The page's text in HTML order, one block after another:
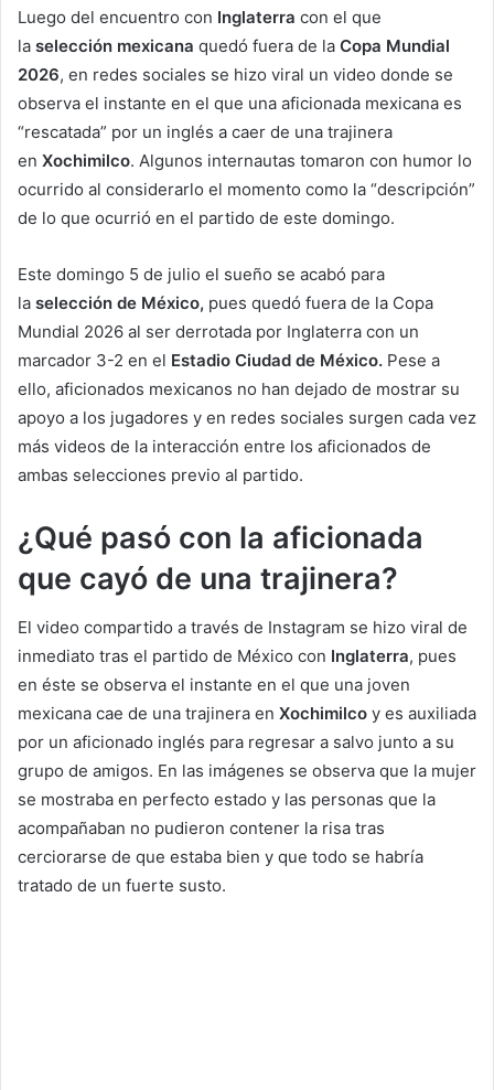
Luego del encuentro con Inglaterra con el que
la selección mexicana quedó fuera de la Copa Mundial
2026, en redes sociales se hizo viral un video donde se
observa el instante en el que una aficionada mexicana es
“rescatada” por un inglés a caer de una trajinera
en Xochimilco. Algunos internautas tomaron con humor lo
ocurrido al considerarlo el momento como la “descripción”
de lo que ocurrió en el partido de este domingo.
Este domingo 5 de julio el sueño se acabó para
la selección de México, pues quedó fuera de la Copa
Mundial 2026 al ser derrotada por Inglaterra con un
marcador 3-2 en el Estadio Ciudad de México. Pese a
ello, aficionados mexicanos no han dejado de mostrar su
apoyo a los jugadores y en redes sociales surgen cada vez
más videos de la interacción entre los aficionados de
ambas selecciones previo al partido.
¿Qué pasó con la aficionada
que cayó de una trajinera?
El video compartido a través de Instagram se hizo viral de
inmediato tras el partido de México con Inglaterra, pues
en éste se observa el instante en el que una joven
mexicana cae de una trajinera en Xochimilco y es auxiliada
por un aficionado inglés para regresar a salvo junto a su
grupo de amigos. En las imágenes se observa que la mujer
se mostraba en perfecto estado y las personas que la
acompañaban no pudieron contener la risa tras
cerciorarse de que estaba bien y que todo se habría
tratado de un fuerte susto.